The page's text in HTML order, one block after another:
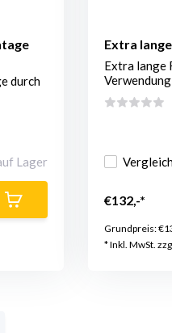
durch
Lager
Extra
Extra lange
Verwendung
€132,-*
Grundpreis:
* Inkl. MwSt.